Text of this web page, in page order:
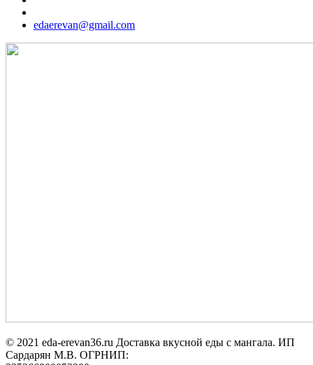
edaerevan@gmail.com
© 2021 eda-erevan36.ru Доставка вкусной еды с мангала. ИП
Сардарян М.В. ОГРНИП: